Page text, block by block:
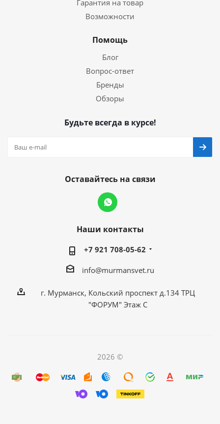
Гарантия на товар
Возможности
Помощь
Блог
Вопрос-ответ
Бренды
Обзоры
Будьте всегда в курсе!
Оставайтесь на связи
Наши контакты
+7 921 708-05-62
info@murmansvet.ru
г. Мурманск, Кольский проспект д.134 ТРЦ
"ФОРУМ" Этаж С
2026 ©